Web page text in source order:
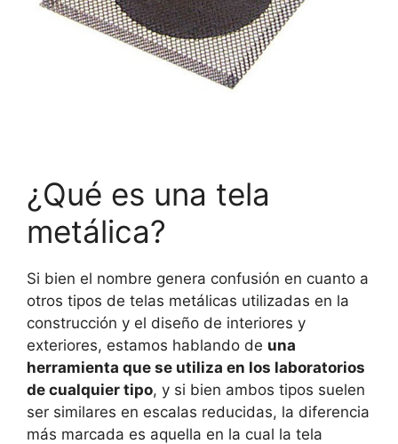
¿Qué es una tela
metálica?
Si bien el nombre genera confusión en cuanto a
otros tipos de telas metálicas utilizadas en la
construcción y el diseño de interiores y
exteriores, estamos hablando de una
herramienta que se utiliza en los laboratorios
de cualquier tipo, y si bien ambos tipos suelen
ser similares en escalas reducidas, la diferencia
más marcada es aquella en la cual la tela